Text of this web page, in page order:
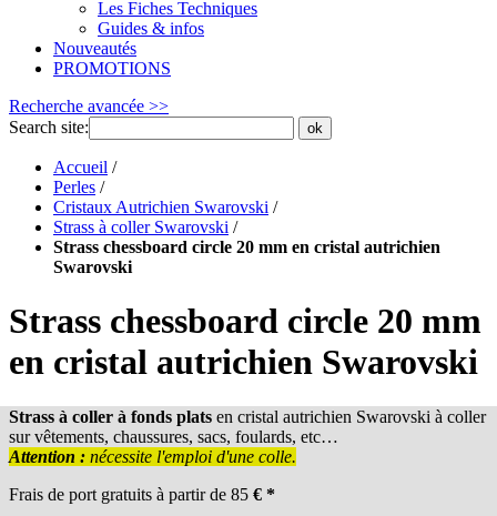
Les Fiches Techniques
Guides & infos
Nouveautés
PROMOTIONS
Recherche avancée >>
Search site:
ok
Accueil /
Perles /
Cristaux Autrichien Swarovski /
Strass à coller Swarovski /
Strass chessboard circle 20 mm en cristal autrichien
Swarovski
Strass chessboard circle 20 mm
en cristal autrichien Swarovski
Strass à coller à fonds plats en cristal autrichien Swarovski à coller
sur vêtements, chaussures, sacs, foulards, etc…
Attention : nécessite l'emploi d'une colle.
Frais de port gratuits à partir de 85 € *